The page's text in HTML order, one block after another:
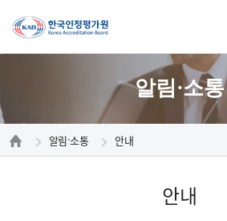
알림·소통
알림·소통 안내
안내